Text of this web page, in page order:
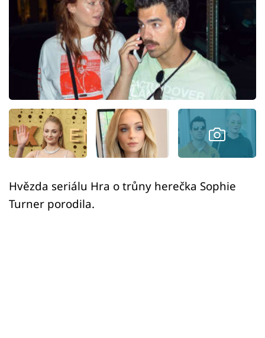
Sex a vztahy
Videa
Sledujte prima+
Přihlášení
Sledujte nás
Hvězda seriálu Hra o trůny herečka Sophie
Turner porodila.